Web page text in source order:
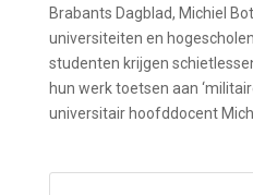
Brabants Dagblad, Michiel
universiteiten en
studenten krijgen
hun werk toetsen aan
universitair hoofddocent